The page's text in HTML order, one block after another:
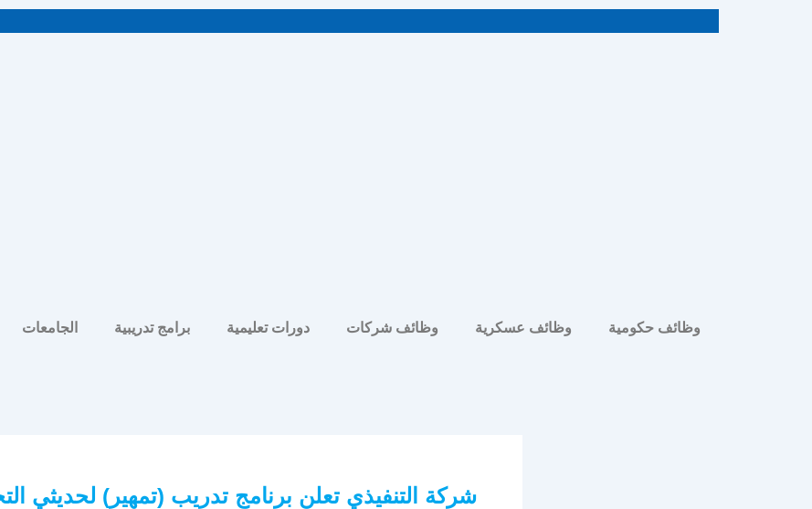
وظائف حكومية وظائف عسكرية وظائف شركات دورات تعليمية برامج تدريبية الجامعات
شركة التنفيذي تعلن برنامج تدريب (تمهير) لحديثي